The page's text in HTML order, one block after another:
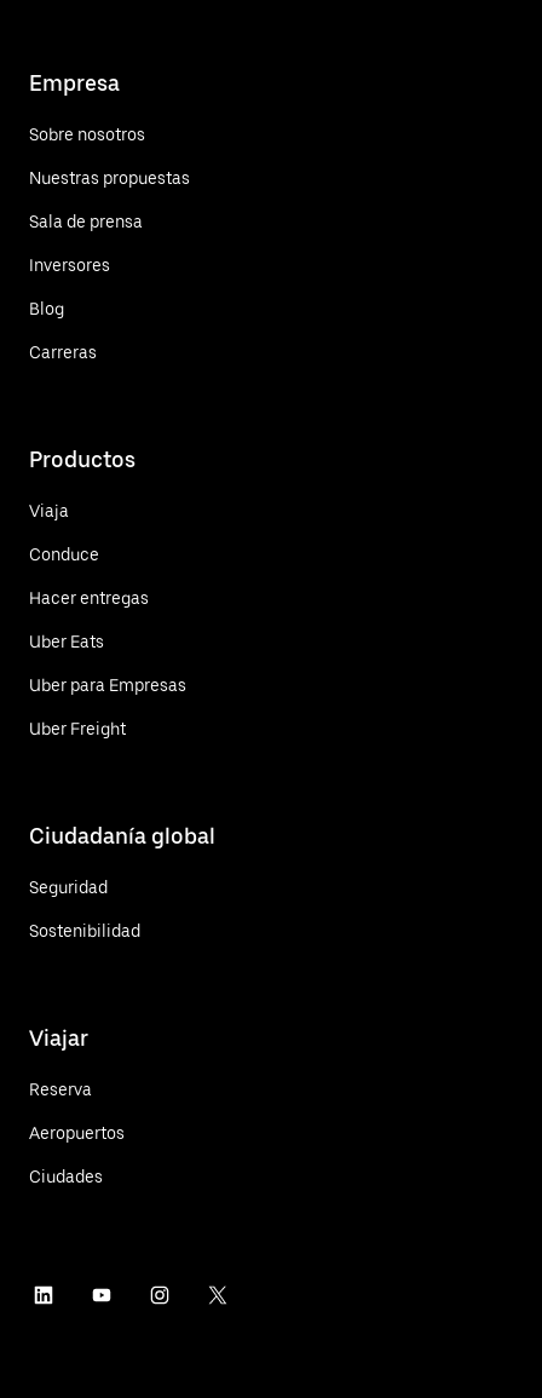
Empresa
Sobre nosotros
Nuestras propuestas
Sala de prensa
Inversores
Blog
Carreras
Productos
Viaja
Conduce
Hacer entregas
Uber Eats
Uber para Empresas
Uber Freight
Ciudadanía global
Seguridad
Sostenibilidad
Viajar
Reserva
Aeropuertos
Ciudades